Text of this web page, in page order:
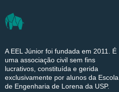
A EEL Júnior foi fundada em 2011. É
uma associação civil sem fins
lucrativos, constituída e gerida
exclusivamente por alunos da Escola
de Engenharia de Lorena da USP.